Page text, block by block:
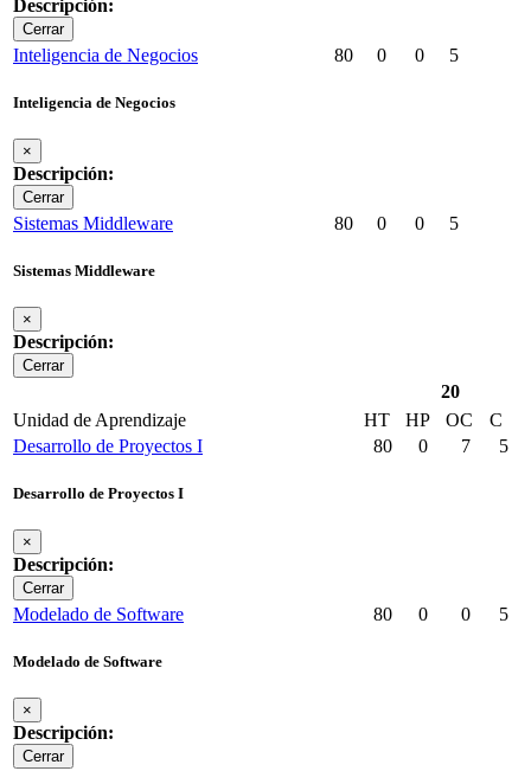
Descripción:
Cerrar
Inteligencia de Negocios
Inteligencia de Negocios
×
Descripción:
Cerrar
80 0 0 5
Sistemas Middleware
Sistemas Middleware
×
Descripción:
Cerrar
80 0 0 5
20
Unidad de Aprendizaje
HT HP OC
C
Desarrollo de Proyectos I
Desarrollo de Proyectos I
×
Descripción:
Cerrar
80 0 7 5
Modelado de Software
Modelado de Software
×
Descripción:
Cerrar
80 0 0 5